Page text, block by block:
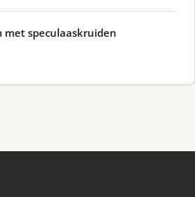
met speculaaskruiden